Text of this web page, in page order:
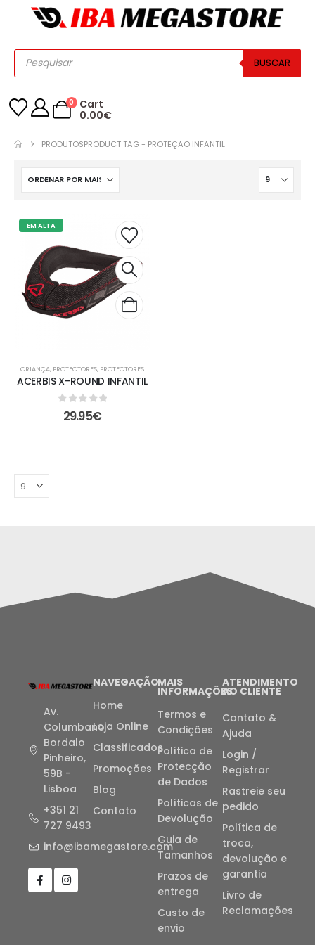
BUSCAR
0
Cart
0.00€
PRODUTOSPRODUCT TAG - PROTEÇÃO INFANTIL
EM ALTA
CRIANÇA, PROTECTORES, PROTECTORES
ACERBIS X-ROUND INFANTIL
out of 5
29.95€
Av.
Columbano
Bordalo
Pinheiro,
59B -
Lisboa
+351 21
727 9493
info@ibamegastore.com
NAVEGAÇÃO
Home
Loja Online
Classificados
Promoções
Blog
Contato
MAIS
INFORMAÇÕES
Termos e
Condições
Política de
Protecção
de Dados
Políticas de
Devolução
Guia de
Tamanhos
Prazos de
entrega
Custo de
envio
ATENDIMENTO
AO CLIENTE
Contato &
Ajuda
Login /
Registrar
Rastreie seu
pedido
Política de
troca,
devolução e
garantia
Livro de
Reclamações